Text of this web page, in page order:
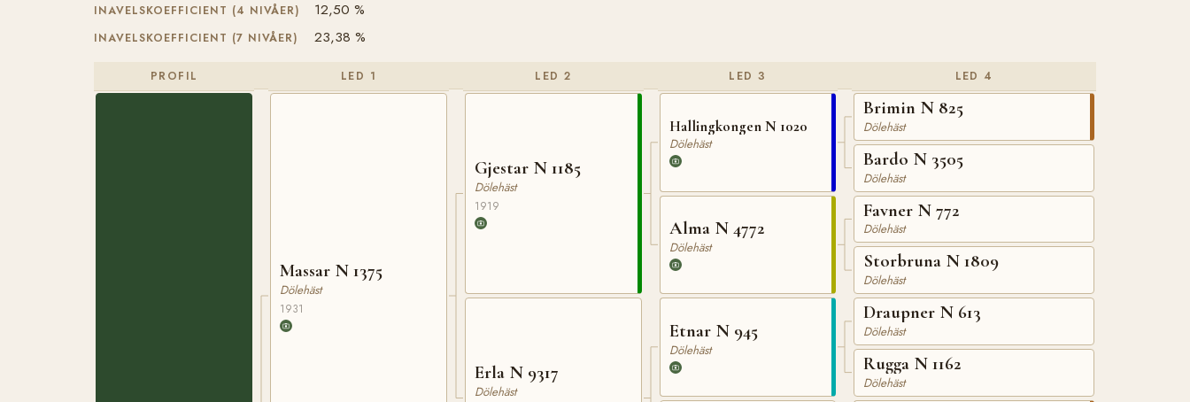
INAVELSKOEFFICIENT (4 NIVÅER) 12,50 %
INAVELSKOEFFICIENT (7 NIVÅER) 23,38 %
PROFIL LED 1
Massar N 1375
Dölehäst
1931
LED 2
Gjestar N 1185
Dölehäst
1919
Erla N 9317
Dölehäst
LED 3
Hallingkongen N 1020
Dölehäst
Alma N 4772
Dölehäst
Etnar N 945
Dölehäst
LED 4
Brimin N 825
Dölehäst
Bardo N 3505
Dölehäst
Favner N 772
Dölehäst
Storbruna N 1809
Dölehäst
Draupner N 613
Dölehäst
Rugga N 1162
Dölehäst